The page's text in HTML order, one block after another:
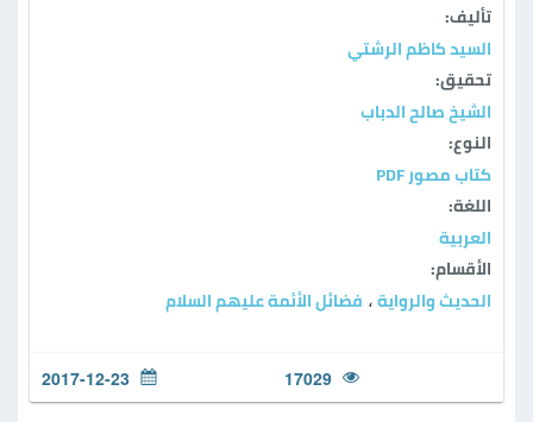
تأليف:
السيد كاظم الرشتي
تحقيق:
الشيخ صالح الدباب
النوع:
كتاب مصور PDF
اللغة:
العربية
الأقسام:
الحديث والرواية ، فضائل الأئمة عليهم السلام
17029
2017-12-23